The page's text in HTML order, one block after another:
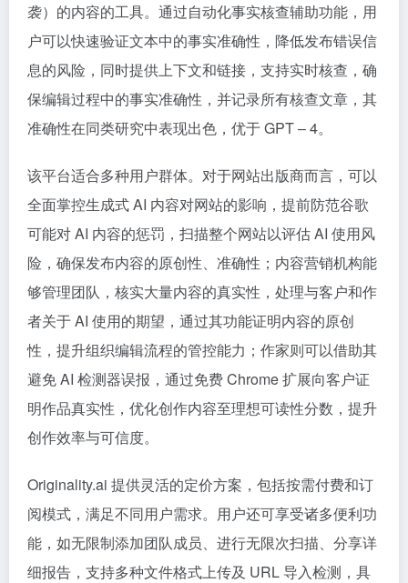
袭）的内容的工具。通过自动化事实核查辅助功能，用
户可以快速验证文本中的事实准确性，降低发布错误信
息的风险，同时提供上下文和链接，支持实时核查，确
保编辑过程中的事实准确性，并记录所有核查文章，其
准确性在同类研究中表现出色，优于 GPT – 4。
该平台适合多种用户群体。对于网站出版商而言，可以
全面掌控生成式 AI 内容对网站的影响，提前防范谷歌
可能对 AI 内容的惩罚，扫描整个网站以评估 AI 使用风
险，确保发布内容的原创性、准确性；内容营销机构能
够管理团队，核实大量内容的真实性，处理与客户和作
者关于 AI 使用的期望，通过其功能证明内容的原创
性，提升组织编辑流程的管控能力；作家则可以借助其
避免 AI 检测器误报，通过免费 Chrome 扩展向客户证
明作品真实性，优化创作内容至理想可读性分数，提升
创作效率与可信度。
Originality.ai 提供灵活的定价方案，包括按需付费和订
阅模式，满足不同用户需求。用户还可享受诸多便利功
能，如无限制添加团队成员、进行无限次扫描、分享详
细报告，支持多种文件格式上传及 URL 导入检测，具